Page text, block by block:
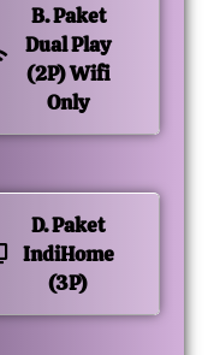
B. Paket
Dual Play
(2P) Wifi
Only
D. Paket
IndiHome
(3P)